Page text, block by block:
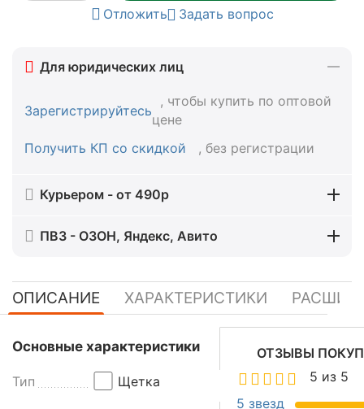
Отложить Задать вопрос
Для юридических лиц
Зарегистрируйтесь
, чтобы купить по оптовой
цене
Получить КП со скидкой
, без регистрации
Курьером - от 490р
ПВЗ - ОЗОН, Яндекс, Авито
ОПИСАНИЕ ХАРАКТЕРИСТИКИ
Щ
т
Основные характеристики
Тип Щетка
ОТЗЫВЫ
5 из 5
5 звезд